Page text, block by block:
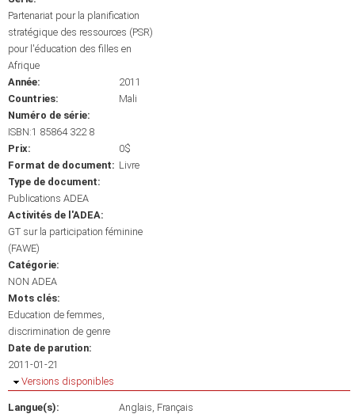
Partenariat pour la planification
stratégique des ressources (PSR)
pour l'éducation des filles en
Afrique
Année:
2011
Countries:
Mali
Numéro de série:
ISBN:1 85864 322 8
Prix:
0$
Format de document: Livre
Type de document:
Publications ADEA
Activités de l'ADEA:
GT sur la participation féminine
(FAWE)
Catégorie:
NON ADEA
Mots clés:
Education de femmes
discrimination de genre
Date de parution:
2011-01-21
Masquer
Versions disponibles
Langue(s): Anglais Français